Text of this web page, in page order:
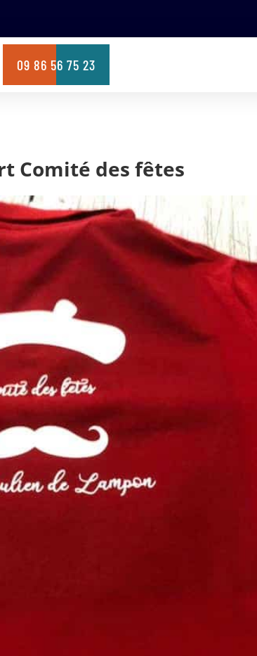
09 86 56 75 23
Comité des fêtes